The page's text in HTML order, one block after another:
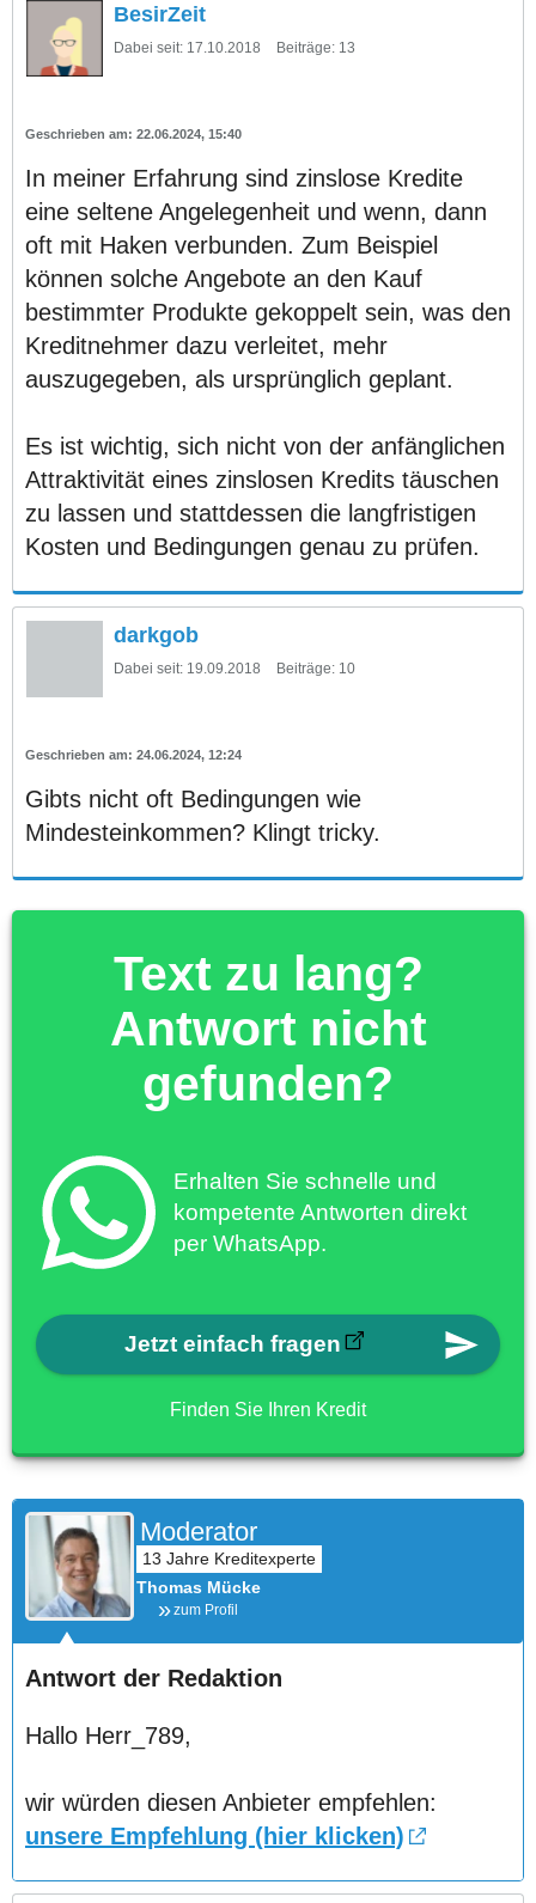
BesirZeit
Dabei seit: 17.10.2018 Beiträge: 13
22.06.2024, 15:40
In meiner Erfahrung sind zinslose Kredite
eine seltene Angelegenheit und wenn, dann
oft mit Haken verbunden. Zum Beispiel
können solche Angebote an den Kauf
bestimmter Produkte gekoppelt sein, was den
Kreditnehmer dazu verleitet, mehr
auszugegeben, als ursprünglich geplant.
Es ist wichtig, sich nicht von der anfänglichen
Attraktivität eines zinslosen Kredits täuschen
zu lassen und stattdessen die langfristigen
Kosten und Bedingungen genau zu prüfen.
darkgob
Dabei seit: 19.09.2018 Beiträge: 10
24.06.2024, 12:24
Gibts nicht oft Bedingungen wie
Mindesteinkommen? Klingt tricky.
Text zu lang?
Antwort nicht
gefunden?
Erhalten Sie schnelle und
kompetente Antworten direkt
per WhatsApp.
Jetzt einfach fragen
Finden Sie Ihren Kredit
Moderator
Thomas Mücke
zum Profil
Antwort der Redaktion
Hallo Herr_789,
wir würden diesen Anbieter empfehlen:
unsere Empfehlung (hier klicken)